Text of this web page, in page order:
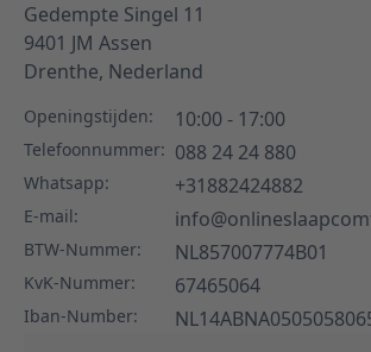
Gedempte Singel 11
9401 JM Assen
Drenthe, Nederland
Openingstijden: 10:00 - 17:00
Telefoonnummer: 088 24 24 880
Whatsapp: +31882424882
E-mail:
BTW-Nummer: NL857007774B01
KvK-Nummer: 67465064
Iban-Number: